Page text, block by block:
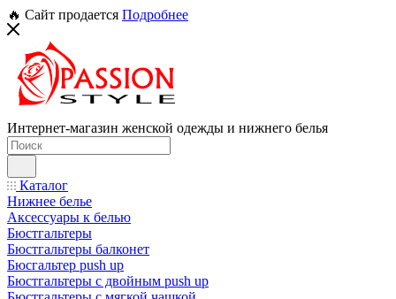
🔥 Сайт продается Подробнее
Интернет-магазин женской одежды и нижнего белья
Каталог
Нижнее белье
Аксессуары к белью
Бюстгальтеры
Бюстгальтеры балконет
Бюсгальтер push up
Бюстгальтеры с двойным push up